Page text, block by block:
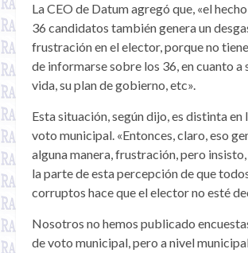
La CEO de Datum agregó que, «el
36 candidatos también genera un
frustración en el elector, porque no
de informarse sobre los 36, en cuanto a
vida, su plan de gobierno, etc».
Esta situación, según dijo, es distinta en
voto municipal. «Entonces, claro, eso
alguna manera, frustración, pero
la parte de esta percepción de que
corruptos hace que el elector no esté
Nosotros no hemos publicado
de voto municipal, pero a nivel